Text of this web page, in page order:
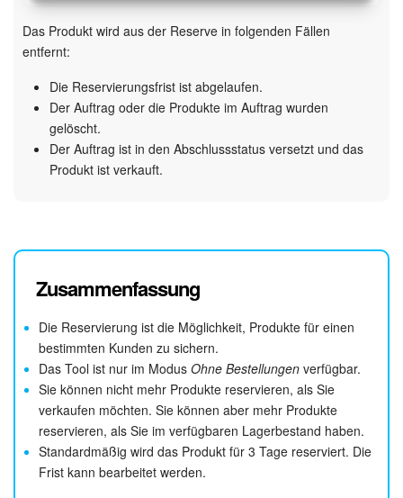
Das Produkt wird aus der Reserve in folgenden Fällen
entfernt:
Die Reservierungsfrist ist abgelaufen.
Der Auftrag oder die Produkte im Auftrag wurden
gelöscht.
Der Auftrag ist in den Abschlussstatus versetzt und das
Produkt ist verkauft.
Zusammenfassung
Die Reservierung ist die Möglichkeit, Produkte für einen
bestimmten Kunden zu sichern.
Das Tool ist nur im Modus Ohne Bestellungenverfügbar.
Sie können nicht mehr Produkte reservieren, als Sie
verkaufen möchten. Sie können aber mehr Produkte
reservieren, als Sie im verfügbaren Lagerbestand haben.
Standardmäßig wird das Produkt für 3 Tage reserviert. Die
Frist kann bearbeitet werden.